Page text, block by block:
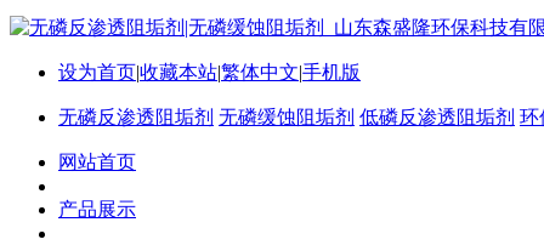
设为首页|收藏本站|繁体中文|手机版
无磷反渗透阻垢剂 无磷缓蚀阻垢剂 低磷反渗透阻垢剂 环
网站首页
产品展示